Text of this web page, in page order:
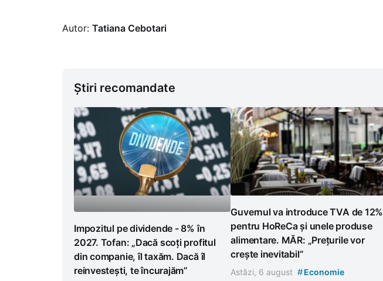
Autor: Tatiana Cebotari
Știri recomandate
Impozitul pe dividende - 8% în
2027. Tofan: „Dacă scoți profitul
din companie, îl taxăm. Dacă îl
reinvestești, te încurajăm”
Guvernul va introduce TVA de 12%
pentru HoReCa și unele produse
alimentare. MĂR: „Prețurile vor
crește inevitabil”
Astăzi, 6 august #Economie